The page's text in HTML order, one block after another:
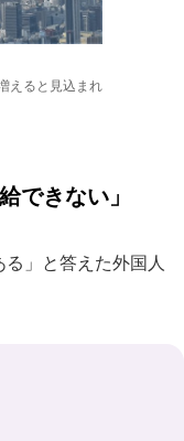
えると見込まれ
できない」
」と答えた外国人